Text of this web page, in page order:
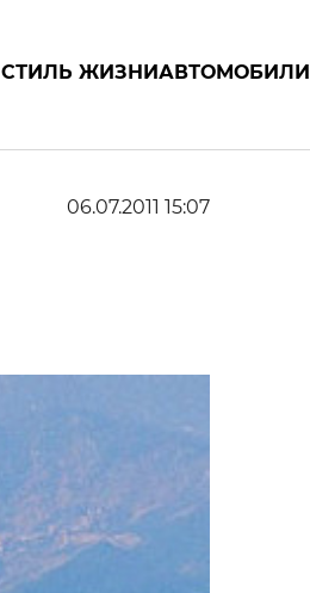
СТИЛЬ ЖИЗНИАВТОМОБИЛИ
06.07.2011 15:07